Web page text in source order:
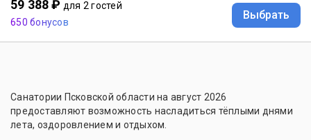
59 388 ₽ для 2 гостей
650 бонусов
Выбрать
Санатории Псковской области на август 2026
предоставляют возможность насладиться тёплыми днями
лета, оздоровлением и отдыхом.